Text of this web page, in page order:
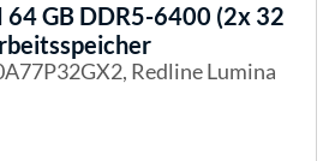
GB DDR5-6400 (2x 32
Redline Lumina